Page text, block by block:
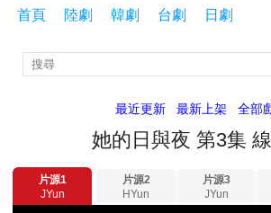
首頁 陸劇 韓劇 台劇 日劇
最近更新 最新上架 全部
她的日與夜 第3集
片源1
JYun
片源2
HYun
片源3
JYun